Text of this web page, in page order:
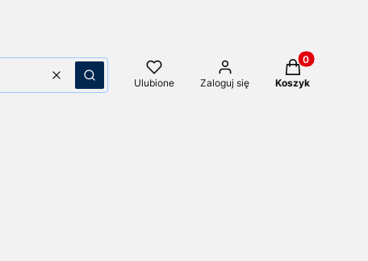
WyczyśćSzukaj Ulubione Zaloguj się
Produkty w
Koszyk